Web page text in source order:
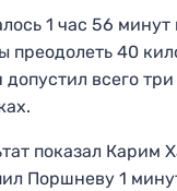
1 час 56 минут
преодолеть 40
всего
показал Карим
Поршневу 1